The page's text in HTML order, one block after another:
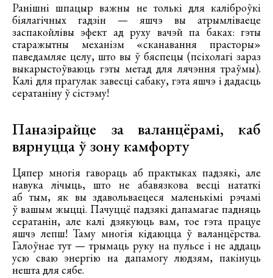
Ранішні шпацыр важны не толькі для каліброўкі
біялагічных гадзін — яшчэ вы атрымліваеце
заспакойлівы эфект ад руху вачэй па баках: гэты
старажытны механізм «сканавання прасторы»
паведамляе целу, што вы ў бяспецы (псіхолагі зараз
выкарыстоўваюць гэты метад для лячэння траўмы).
Калі для прагулак завесці сабаку, гэта яшчэ і дадасць
сератаніну ў сістэму!
Паназірайце за валанцёрамі, каб
вярнуцца ў зону камфорту
Цяпер многія гавораць аб практыках падзякі, але
навука лічыць, што не абавязкова весці нататкі
аб тым, як вы здавольваецеся маленькімі рэчамі
ў вашым жыцці. Пачуццё падзякі дапамагае падняць
сератанін, але калі дзякуюць вам, тое гэта працуе
яшчэ лепш! Таму многія кідаюцца ў валанцёрства.
Галоўнае тут — трымаць руку на пульсе і не аддаць
усю сваю энергію на дапамогу людзям, пакінуць
нешта для сябе.